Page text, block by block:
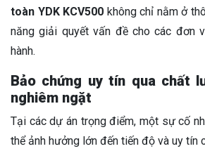
toàn YDK KCV500 không chỉ nằm ở
năng giải quyết vấn đề cho các đơn
hành.
Bảo chứng uy tín qua chất
nghiêm ngặt
Tại các dự án trọng điểm, một sự cố
thể ảnh hưởng lớn đến tiến độ và uy tín